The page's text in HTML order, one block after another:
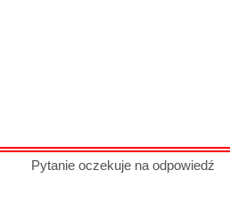
Pytanie oczekuje na odpowiedź